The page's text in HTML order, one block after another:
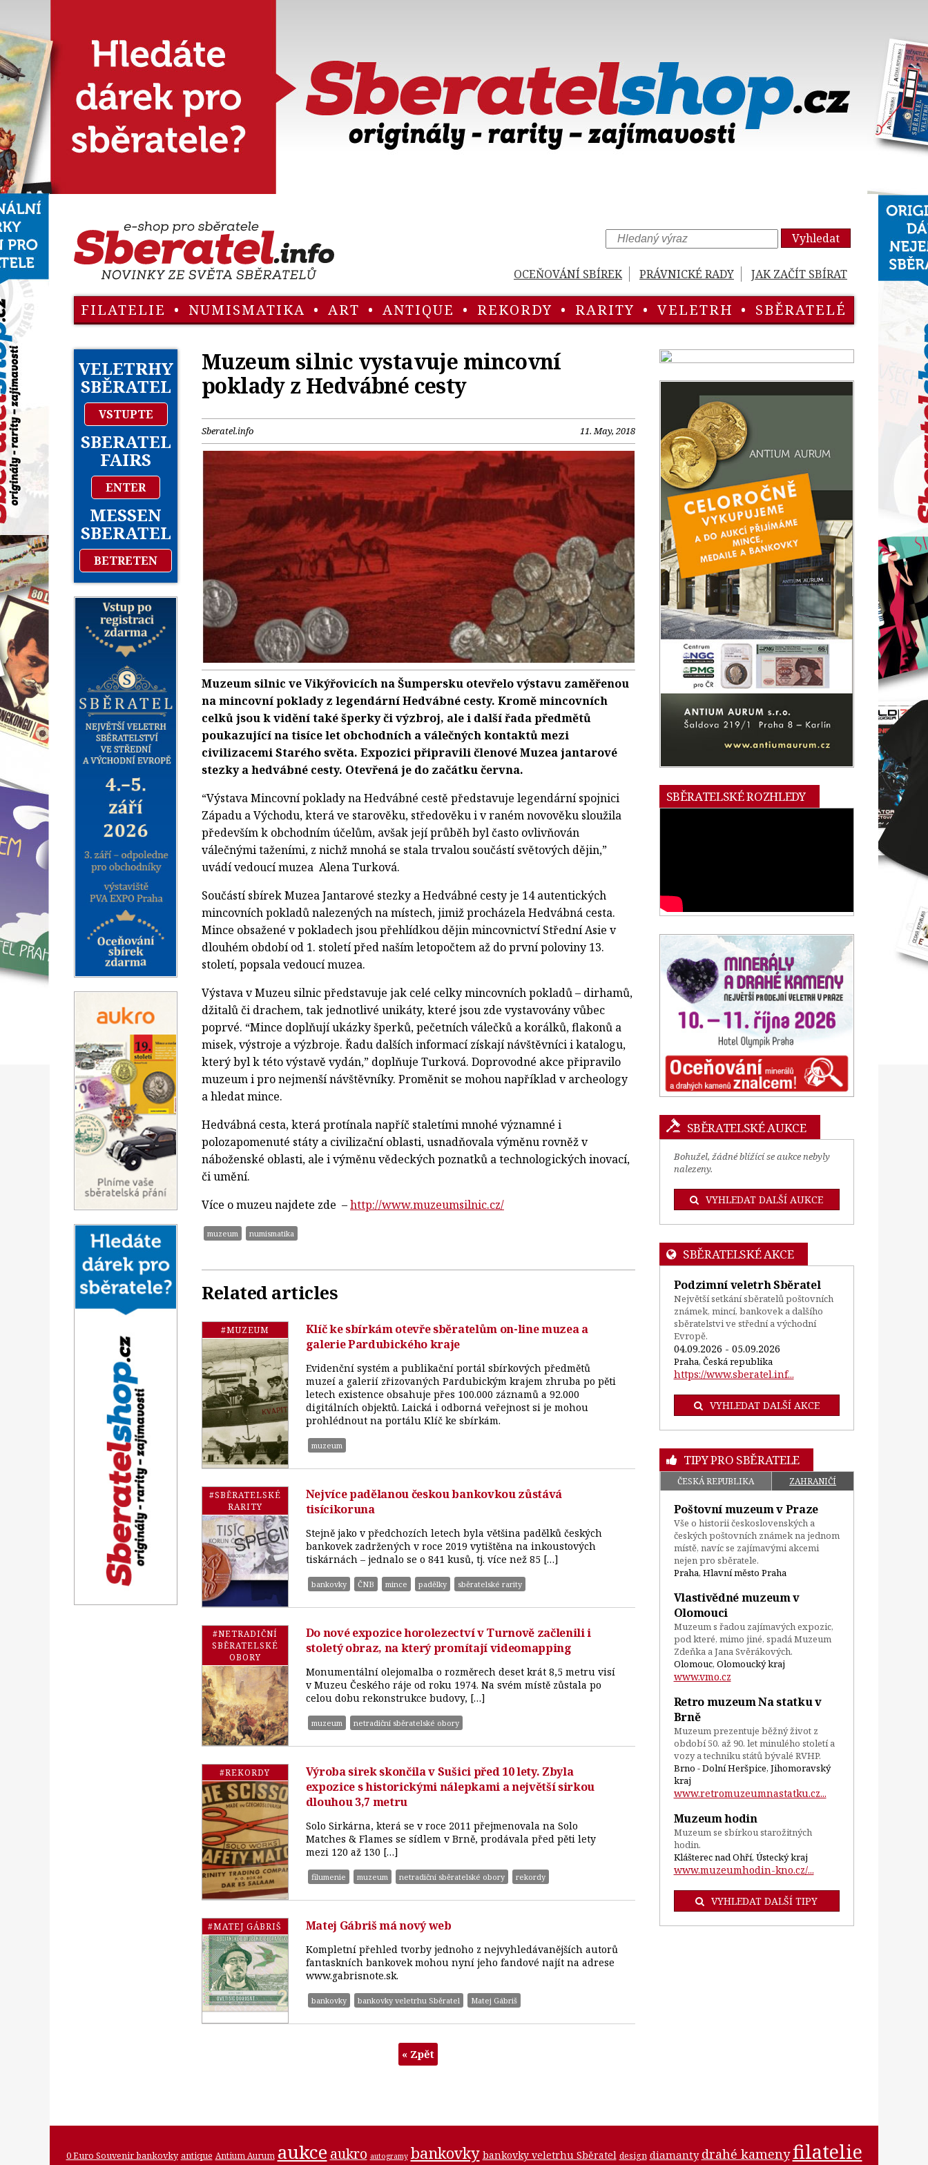
Vyhledat
OCEŇOVÁNÍ SBÍREK PRÁVNICKÉ RADY JAK ZAČÍT SBÍRAT
FILATELIE • NUMISMATIKA • ART • ANTIQUE • REKORDY • RARITY • VELETRH • SBĚRATELÉ
VELETRHY
SBĚRATEL
VSTUPTE
SBERATEL
FAIRS
ENTER
MESSEN
SBERATEL
BETRETEN
Muzeum silnic vystavuje mincovní
poklady z Hedvábné cesty
Sberatel.info 11. May, 2018
Muzeum silnic ve Vikýřovicích na Šumpersku otevřelo výstavu zaměřenou
na mincovní poklady z legendární Hedvábné cesty. Kromě mincovních
celků jsou k vidění také šperky či výzbroj, ale i další řada předmětů
poukazující na tisíce let obchodních a válečných kontaktů mezi
civilizacemi Starého světa. Expozici připravili členové Muzea jantarové
stezky a hedvábné cesty. Otevřená je do začátku června.
“Výstava Mincovní poklady na Hedvábné cestě představuje legendární spojnici
Západu a Východu, která ve starověku, středověku i v raném novověku sloužila
především k obchodním účelům, avšak její průběh byl často ovlivňován
válečnými taženími, z nichž mnohá se stala trvalou součástí světových dějin,”
uvádí vedoucí muzea Alena Turková.
Součástí sbírek Muzea Jantarové stezky a Hedvábné cesty je 14 autentických
mincovních pokladů nalezených na místech, jimiž procházela Hedvábná cesta.
Mince obsažené v pokladech jsou přehlídkou dějin mincovnictví Střední Asie v
dlouhém období od 1. století před naším letopočtem až do první poloviny 13.
století, popsala vedoucí muzea.
Výstava v Muzeu silnic představuje jak celé celky mincovních pokladů – dirhamů,
džitalů či drachem, tak jednotlivé unikáty, které jsou zde vystavovány vůbec
poprvé. “Mince doplňují ukázky šperků, pečetních válečků a korálků, flakonů a
misek, výstroje a výzbroje. Řadu dalších informací získají návštěvníci i katalogu,
který byl k této výstavě vydán,” doplňuje Turková. Doprovodné akce připravilo
muzeum i pro nejmenší návštěvníky. Proměnit se mohou například v archeology
a hledat mince.
Hedvábná cesta, která protínala napříč staletími mnohé významné i
polozapomenuté státy a civilizační oblasti, usnadňovala výměnu rovněž v
náboženské oblasti, ale i výměnu vědeckých poznatků a technologických inovací,
či umění.
Více o muzeu najdete zde –http://www.muzeumsilnic.cz/
muzeum numismatika
Related articles
#MUZEUM
Klíč ke sbírkám otevře sběratelům on-line muzea a
galerie Pardubického kraje
Evidenční systém a publikační portál sbírkových předmětů
muzeí a galerií zřizovaných Pardubickým krajem zhruba po pěti
letech existence obsahuje přes 100.000 záznamů a 92.000
digitálních objektů. Laická i odborná veřejnost si je mohou
prohlédnout na portálu Klíč ke sbírkám.
muzeum
#SBĚRATELSKÉ
RARITY
Nejvíce padělanou českou bankovkou zůstává
tisícikoruna
Stejně jako v předchozích letech byla většina padělků českých
bankovek zadržených v roce 2019 vytištěna na inkoustových
tiskárnách – jednalo se o 841 kusů, tj. více než 85 […]
bankovky ČNB mince padělky sběratelské rarity
#NETRADIČNÍ
SBĚRATELSKÉ
OBORY
Do nové expozice horolezectví v Turnově začlenili i
stoletý obraz, na který promítají videomapping
Monumentální olejomalba o rozměrech deset krát 8,5 metru visí
v Muzeu Českého ráje od roku 1974. Na svém místě zůstala po
celou dobu rekonstrukce budovy, […]
muzeum netradiční sběratelské obory
#REKORDY
Výroba sirek skončila v Sušici před 10 lety. Zbyla
expozice s historickými nálepkami a největší sirkou
dlouhou 3,7 metru
Solo Sirkárna, která se v roce 2011 přejmenovala na Solo
Matches & Flames se sídlem v Brně, prodávala před pěti lety
mezi 120 až 130 […]
filumenie muzeum netradiční sběratelské obory rekordy
#MATEJ GÁBRIŠ Matej Gábriš má nový web
Kompletní přehled tvorby jednoho z nejvyhledávanějších autorů
fantaskních bankovek mohou nyní jeho fandové najít na adrese
www.gabrisnote.sk.
bankovky bankovky veletrhu Sběratel Matej Gábriš
« Zpět
SBĚRATELSKÉ ROZHLEDY
SBĚRATELSKÉ AUKCE
Bohužel, žádné blížící se aukce nebyly
nalezeny.
VYHLEDAT DALŠÍ AUKCE
SBĚRATELSKÉ AKCE
Podzimní veletrh Sběratel
Největší setkání sběratelů poštovních
známek, mincí, bankovek a dalšího
sběratelstvi ve střední a východní
Evropě.
04.09.2026 - 05.09.2026
Praha, Česká republika
https://www.sberatel.inf...
VYHLEDAT DALŠÍ AKCE
TIPY PRO SBĚRATELE
ČESKÁ REPUBLIKA ZAHRANIČÍ
Poštovní muzeum v Praze
Vše o historii československých a
českých poštovních známek na jednom
místě, navíc se zajímavými akcemi
nejen pro sběratele.
Praha, Hlavní město Praha
Vlastivědné muzeum v
Olomouci
Muzeum s řadou zajímavých expozic,
pod které, mimo jiné, spadá Muzeum
Zdeňka a Jana Svěrákových.
Olomouc, Olomoucký kraj
www.vmo.cz
Retro muzeum Na statku v
Brně
Muzeum prezentuje běžný život z
období 50. až 90. let minulého století a
vozy a techniku států bývalé RVHP.
Brno - Dolní Heršpice, Jihomoravský
kraj
www.retromuzeumnastatku.cz...
Muzeum hodin
Muzeum se sbírkou starožitných
hodin.
Klášterec nad Ohří, Ústecký kraj
www.muzeumhodin-kno.cz/...
VYHLEDAT DALŠÍ TIPY
0 Euro Souvenir bankovky antique Antium Aurum aukce aukro autogramy bankovky bankovky veletrhu Sběratel design diamanty drahé kamenyfilatelie